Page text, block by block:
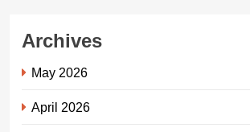
Archives
May 2026
April 2026